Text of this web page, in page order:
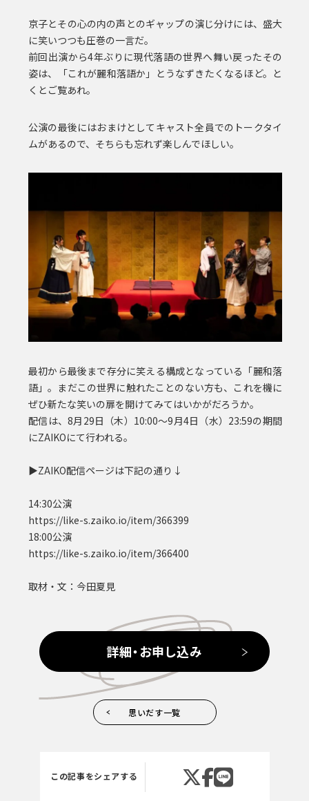
京子とその心の内の声とのギャップの演じ分けには、盛大
に笑いつつも圧巻の一言だ。
前回出演から4年ぶりに現代落語の世界へ舞い戻ったその
姿は、「これが麗和落語か」とうなずきたくなるほど。と
くとご覧あれ。
公演の最後にはおまけとしてキャスト全員でのトークタイ
ムがあるので、そちらも忘れず楽しんでほしい。
最初から最後まで存分に笑える構成となっている「麗和落
語」。まだこの世界に触れたことのない方も、これを機に
ぜひ新たな笑いの扉を開けてみてはいかがだろうか。
配信は、8月29日（木）10:00～9月4日（水）23:59の期間
にZAIKOにて行われる。
▶︎ZAIKO配信ページは下記の通り↓
14:30公演
https://like-s.zaiko.io/item/366399
18:00公演
https://like-s.zaiko.io/item/366400
取材・文：今田夏見
詳細・お申し込み
思いだす一覧
この記事をシェアする